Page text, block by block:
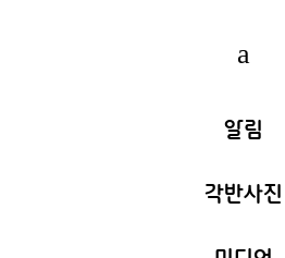
a
알림
각반사진